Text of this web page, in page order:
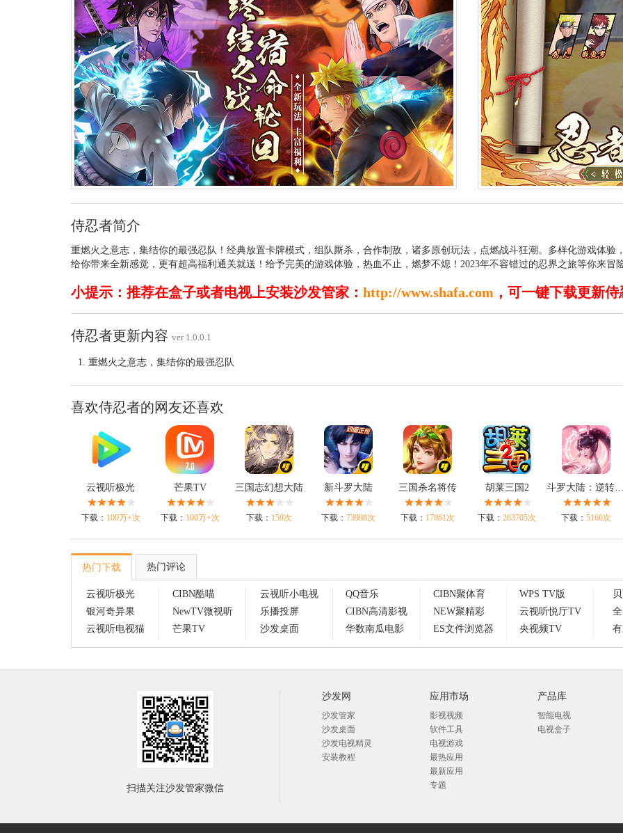
侍忍者简介
重燃火之意志，集结你的最强忍队！经典放置卡牌模式，组队厮杀，合作制敌，诸多原创玩法，点燃战斗狂潮。多样化游戏体验
给你带来全新感觉，更有超高福利通关就送！给予完美的游戏体验，热血不止，燃梦不熄！2023年不容错过的忍界之旅等你来冒
小提示：推荐在盒子或者电视上安装沙发管家： http://www.shafa.com ，可一键下载更新
侍忍者更新内容 ver 1.0.0.1
重燃火之意志，集结你的最强忍队
喜欢侍忍者的网友还喜欢
云视听极光
下载： 100万+次
芒果TV
下载： 100万+次
三国志幻想大陆
下载： 159次
新斗罗大陆
下载： 73998次
三国杀名将传
下载： 17861次
胡莱三国2
下载： 263705次
斗罗大陆：逆
下载： 5166次
热门下载 热门评论
云视听极光
银河奇异果
云视听电视猫
CIBN酷喵
NewTV微视听
芒果TV
云视听小电视
乐播投屏
沙发桌面
QQ音乐
CIBN高清影视
华数南瓜电影
CIBN聚体育
NEW聚精彩
ES文件浏览器
WPS TV版
云视听悦厅TV
央视频TV
扫描关注沙发管家微信
沙发网
沙发管家
沙发桌面
沙发电视精灵
安装教程
应用市场
影视视频
软件工具
电视游戏
最热应用
最新应用
专题
产品库
智能电视
电视盒子